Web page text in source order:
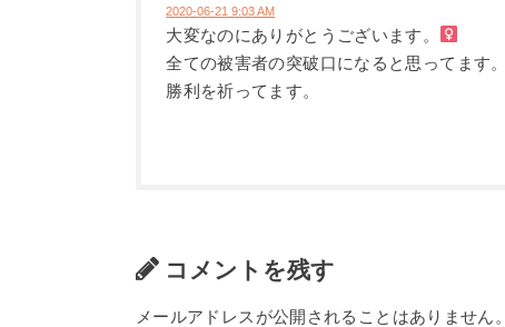
2020-06-21 9:03 AM
大変なのにありがとうございます。‍
全ての被害者の突破口になると思ってます。
勝利を祈ってます。
コメントを残す
メールアドレスが公開されることはありません。